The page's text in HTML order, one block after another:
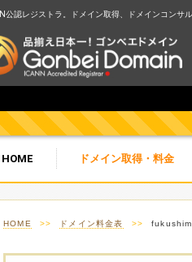
公認レジストラ。ドメイン取得、ドメインコンサ
HOME ドメイン取得・料金
HOME >> ドメイン料金表 >>